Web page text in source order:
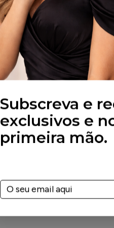
Subscreva e
exclusivos e
primeira mão.